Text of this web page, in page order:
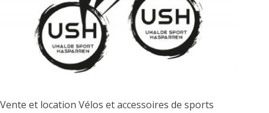
Vente et location Vélos et accessoires de sports